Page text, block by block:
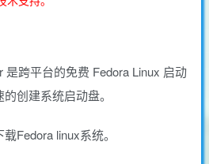
是跨平台的免费 Fedora Linux 启动
创建系统启动盘。
Fedora linux系统。